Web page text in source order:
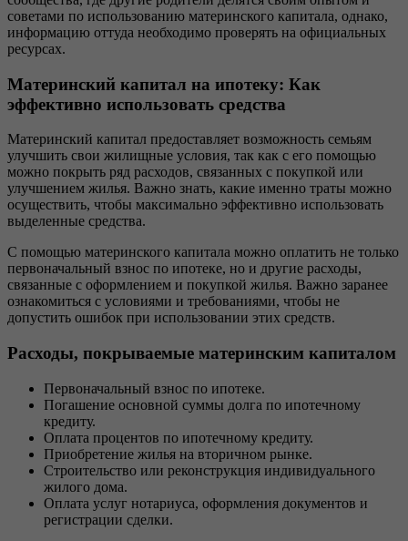
советами по использованию материнского капитала, однако,
информацию оттуда необходимо проверять на официальных
ресурсах.
Материнский капитал на ипотеку: Как
эффективно использовать средства
Материнский капитал предоставляет возможность семьям
улучшить свои жилищные условия, так как с его помощью
можно покрыть ряд расходов, связанных с покупкой или
улучшением жилья. Важно знать, какие именно траты можно
осуществить, чтобы максимально эффективно использовать
выделенные средства.
С помощью материнского капитала можно оплатить не только
первоначальный взнос по ипотеке, но и другие расходы,
связанные с оформлением и покупкой жилья. Важно заранее
ознакомиться с условиями и требованиями, чтобы не
допустить ошибок при использовании этих средств.
Расходы, покрываемые материнским капиталом
Первоначальный взнос по ипотеке.
Погашение основной суммы долга по ипотечному
кредиту.
Оплата процентов по ипотечному кредиту.
Приобретение жилья на вторичном рынке.
Строительство или реконструкция индивидуального
жилого дома.
Оплата услуг нотариуса, оформления документов и
регистрации сделки.